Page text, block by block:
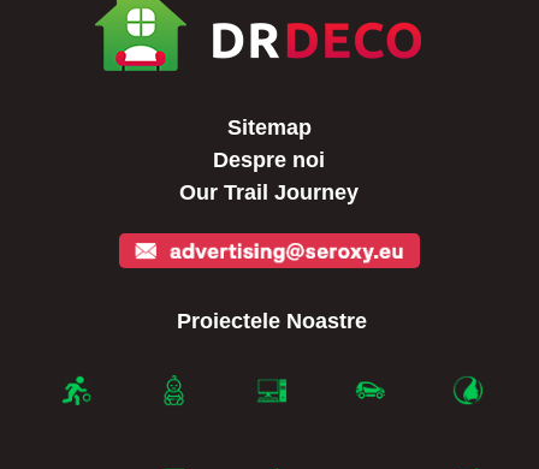
Sitemap
Despre noi
Our Trail Journey
Proiectele Noastre